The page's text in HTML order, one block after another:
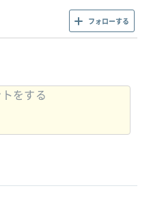
フォローする